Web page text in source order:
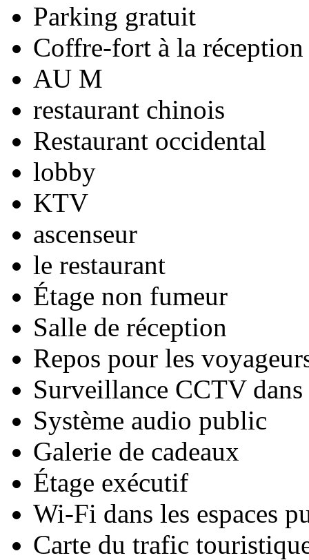
Parking gratuit
Coffre-fort à la réception
AU M
restaurant chinois
Restaurant occidental
lobby
KTV
ascenseur
le restaurant
Étage non fumeur
Salle de réception
Repos pour les
Surveillance CCTV dans
Système audio public
Galerie de cadeaux
Étage exécutif
Wi-Fi dans les espaces
Carte du trafic